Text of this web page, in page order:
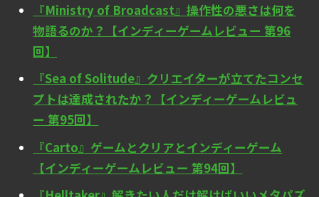
『Ministry of Broadcast』操作性の悪さは何を
物語るのか？【インディーゲームレビュー 第96
回】
『Sea of Solitude』クリエイターが立てたコンセ
プトは達成されたか？【インディーゲームレビュ
ー 第95回】
『Carto』ゲームとクリアとインディーゲーム
【インディーゲームレビュー 第94回】